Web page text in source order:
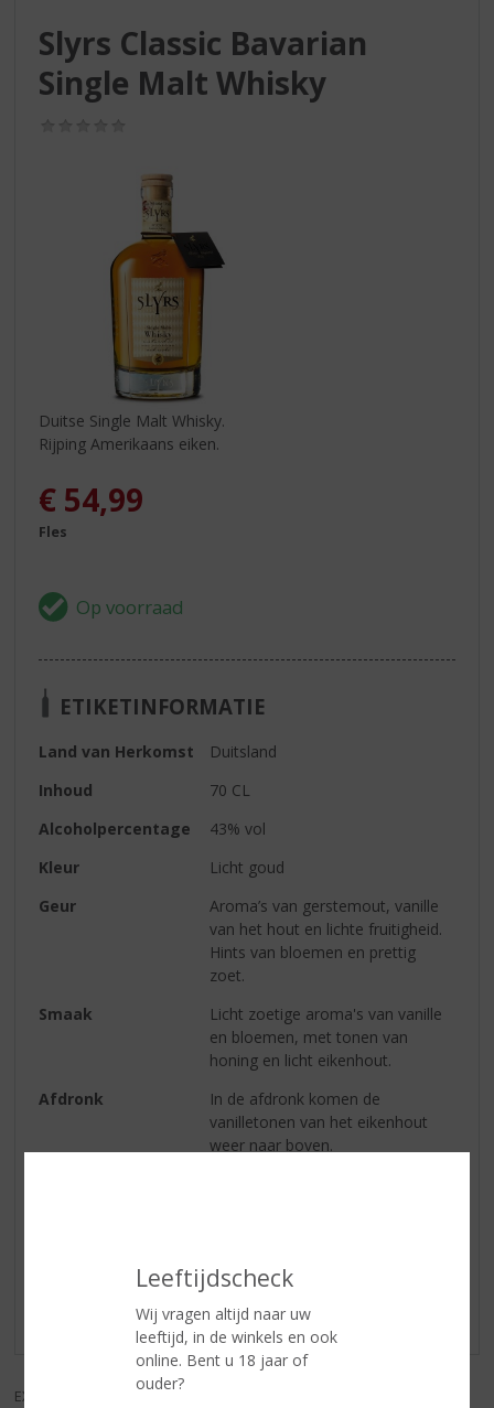
Leeftijdscheck
Wij vragen altijd naar uw
leeftijd, in de winkels en ook
online. Bent u 18 jaar of
ouder?
Slyrs Classic Bavarian
Single Malt Whisky
Duitse Single Malt Whisky.
Rijping Amerikaans eiken.
€ 54,99
Fles
ETIKETINFORMATIE
Land van Herkomst
Duitsland
Inhoud
70 CL
Alcoholpercentage
43% vol
Kleur
Licht goud
Geur
Aroma’s van gerstemout, vanille
van het hout en lichte fruitigheid.
Hints van bloemen en prettig
zoet.
Smaak
Licht zoetige aroma's van vanille
en bloemen, met tonen van
honing en licht eikenhout.
Afdronk
In de afdronk komen de
vanilletonen van het eikenhout
weer naar boven.
Schrijf een review
Er zijn nog geen reviews geplaatst voor dit product
EXCL. BTW